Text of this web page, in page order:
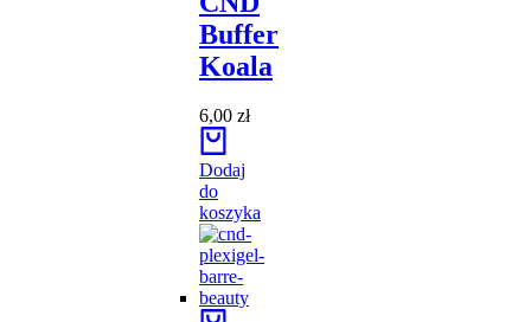
Buffer
Koala
6,00 zł
Dodaj
do
koszyka